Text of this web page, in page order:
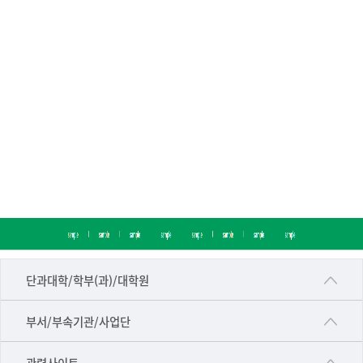
단과대학/학부(과)/대학원
■인문대학
▷국어국문학부
부서/부속기관/사업단
공동기기센터
공학교육혁신센터
건강가정지원센터